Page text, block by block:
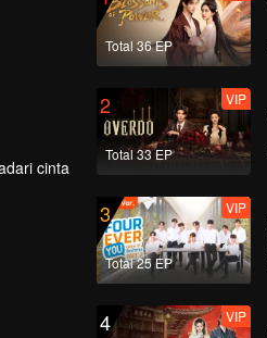
cinta
Total 36 EP
2
Total 33 EP
VIP
3
Total 25 EP
VIP
4 VIP